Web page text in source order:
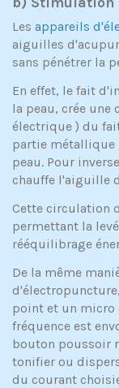
Les appareils
aiguilles
sans pénétrer la
En effet, le fait
la peau, crée
électrique ) du
partie métallique
peau. Pour
chauffe l'aiguille
Cette circulation
permettant la
rééquilibrage
De la même
point et un micro
fréquence est
bouton poussoir
tonifier ou
du courant